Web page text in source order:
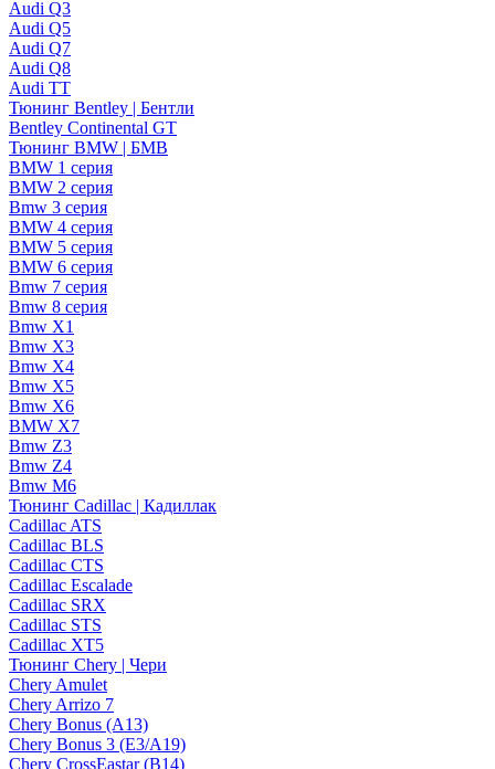
Audi Q3
Audi Q5
Audi Q7
Audi Q8
Audi TT
Тюнинг Bentley | Бентли
Bentley Continental GT
Тюнинг BMW | БМВ
BMW 1 серия
BMW 2 серия
Bmw 3 серия
BMW 4 серия
BMW 5 серия
BMW 6 серия
Bmw 7 серия
Bmw 8 серия
Bmw X1
Bmw X3
Bmw X4
Bmw X5
Bmw X6
BMW X7
Bmw Z3
Bmw Z4
Bmw М6
Тюнинг Cadillac | Кадиллак
Cadillac ATS
Cadillac BLS
Cadillac CTS
Cadillac Escalade
Cadillac SRX
Cadillac STS
Cadillac XT5
Тюнинг Chery | Чери
Chery Amulet
Chery Arrizo 7
Chery Bonus (A13)
Chery Bonus 3 (E3/A19)
Chery CrossEastar (B14)